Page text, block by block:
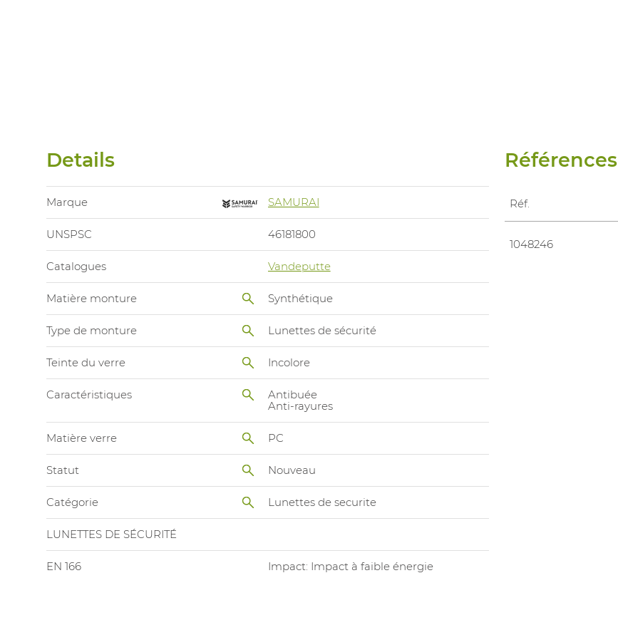
Details
Marque SAMURAI
UNSPSC 46181800
Catalogues Vandeputte
Matière monture Synthétique
Type de monture Lunettes de sécurité
Teinte du verre Incolore
Caractéristiques
Antibuée
Anti-rayures
Matière verre PC
Statut Nouveau
Catégorie Lunettes de securite
LUNETTES DE SÉCURITÉ
EN 166 Impact: Impact à faible énergie
Références
Réf.
1048246